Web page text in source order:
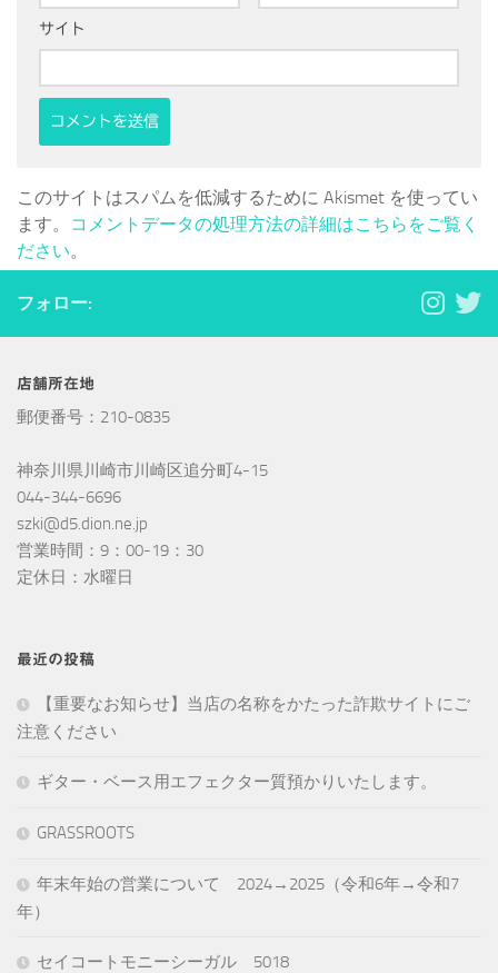
サイト
このサイトはスパムを低減するために Akismet を使ってい
ます。
コメントデータの処理方法の詳細はこちらをご覧く
ださい。
フォロー:
店舗所在地
郵便番号：210-0835
神奈川県川崎市川崎区追分町4-15
044-344-6696
szki@d5.dion.ne.jp
営業時間：9：00-19：30
定休日：水曜日
最近の投稿
【重要なお知らせ】当店の名称をかたった詐欺サイトにご
注意ください
ギター・ベース用エフェクター質預かりいたします。
GRASSROOTS
年末年始の営業について 2024→2025（令和6年→令和7
年）
セイコートモニーシーガル 5018